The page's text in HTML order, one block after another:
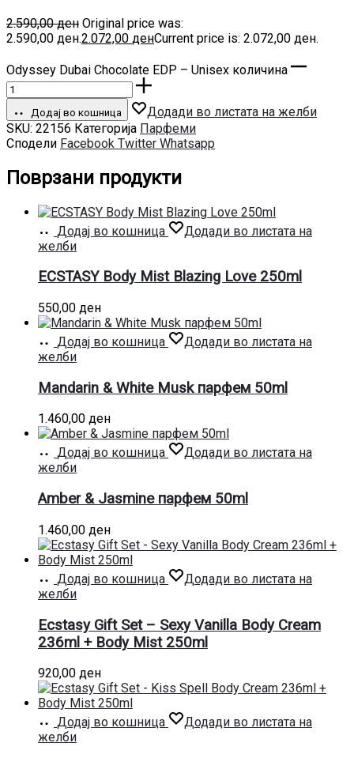
2.590,00ден Original price was:
2.590,00 ден.2.072,00 денCurrent price is: 2.072,00 ден.
Odyssey Dubai Chocolate EDP – Unisex количина
Додај во кошница
Додади во листата на желби
SKU: 22156 Категорија Парфеми
Сподели Facebook Twitter Whatsapp
Поврзани продукти
Додај во кошница
Додади во листата на
желби
ECSTASY Body Mist Blazing Love 250ml
550,00 ден
Додај во кошница
Додади во листата на
желби
Mandarin & White Musk парфем 50ml
1.460,00 ден
Додај во кошница
Додади во листата на
желби
Amber & Jasmine парфем 50ml
1.460,00 ден
Додај во кошница
Додади во листата на
желби
Ecstasy Gift Set – Sexy Vanilla Body Cream
236ml + Body Mist 250ml
920,00 ден
Додај во кошница
Додади во листата на
желби